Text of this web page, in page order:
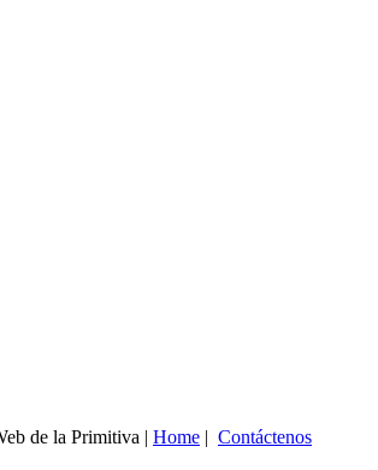
de la Primitiva | Home | Contáctenos